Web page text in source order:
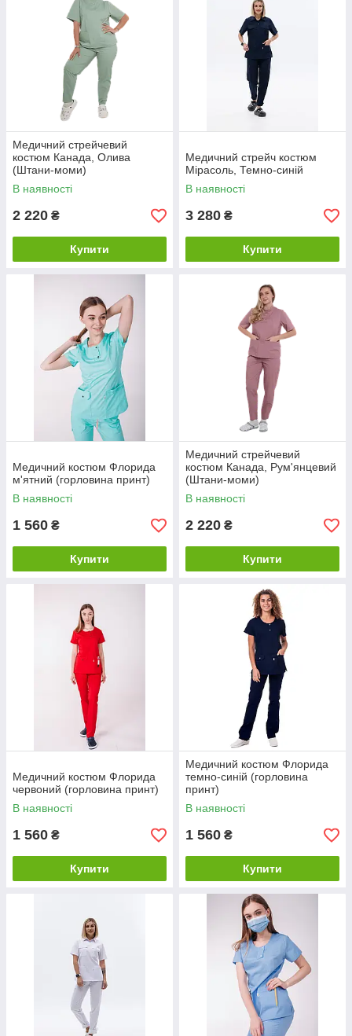
Медичний стрейчевий
костюм Канада, Олива
(Штани-моми)
В наявності
2 220 ₴
Купити
Медичний стрейч костюм
Мірасоль, Темно-синій
В наявності
3 280 ₴
Купити
Медичний костюм Флорида
м'ятний (горловина принт)
В наявності
1 560 ₴
Купити
Медичний стрейчевий
костюм Канада, Рум'янцевий
(Штани-моми)
В наявності
2 220 ₴
Купити
Медичний костюм Флорида
червоний (горловина принт)
В наявності
1 560 ₴
Купити
Медичний костюм Флорида
темно-синій (горловина
принт)
В наявності
1 560 ₴
Купити